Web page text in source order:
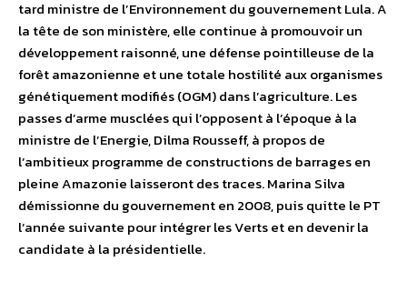
tard ministre de l’Environnement du gouvernement Lula. A
la tête de son ministère, elle continue à promouvoir un
développement raisonné, une défense pointilleuse de la
forêt amazonienne et une totale hostilité aux organismes
génétiquement modifiés (OGM) dans l’agriculture. Les
passes d’arme musclées qui l’opposent à l’époque à la
ministre de l’Energie, Dilma Rousseff, à propos de
l’ambitieux programme de constructions de barrages en
pleine Amazonie laisseront des traces. Marina Silva
démissionne du gouvernement en 2008, puis quitte le PT
l’année suivante pour intégrer les Verts et en devenir la
candidate à la présidentielle.